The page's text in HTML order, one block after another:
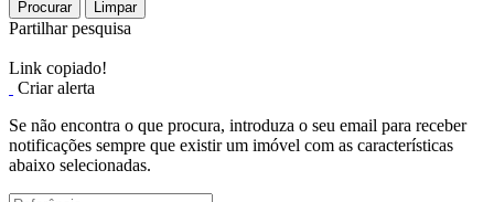
Procurar Limpar
Partilhar pesquisa
Link copiado!
Criar alerta
Se não encontra o que procura, introduza o seu email para receber
notificações sempre que existir um imóvel com as características
abaixo selecionadas.